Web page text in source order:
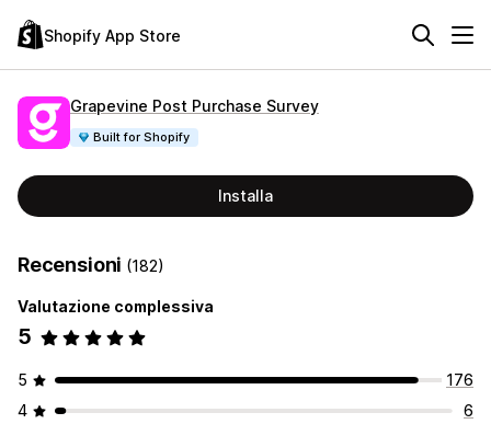
Shopify App Store
Grapevine Post Purchase Survey
Built for Shopify
Installa
Recensioni (182)
Valutazione complessiva
5
5
176
4
6